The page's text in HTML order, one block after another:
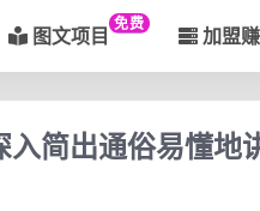
图文项目 免费 加盟
简出通俗易懂地